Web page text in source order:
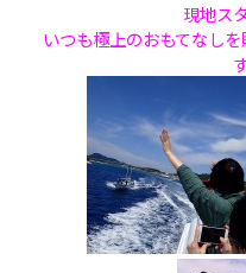
現地ス
いつも極上のおもてなし